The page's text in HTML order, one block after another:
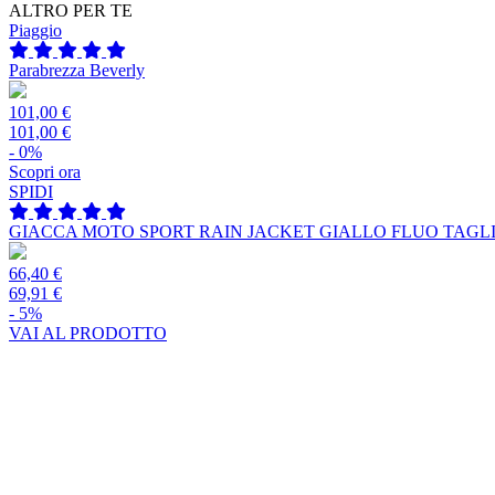
ALTRO PER TE
Piaggio
Parabrezza Beverly
101,00 €
101,00 €
- 0%
Scopri ora
SPIDI
GIACCA MOTO SPORT RAIN JACKET GIALLO FLUO
66,40 €
69,91 €
- 5%
VAI AL PRODOTTO